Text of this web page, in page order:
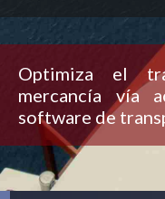
Optimiza el
mercancía vía
software de